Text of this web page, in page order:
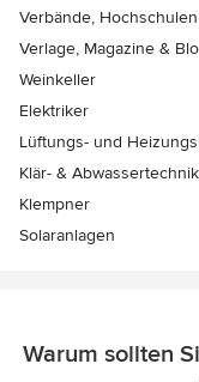
Verbände,
Verlage, Magazine &
Weinkeller
Elektriker
Lüftungs- und
Klär- & Abwassertechnik
Klempner
Solaranlagen
Warum sollten